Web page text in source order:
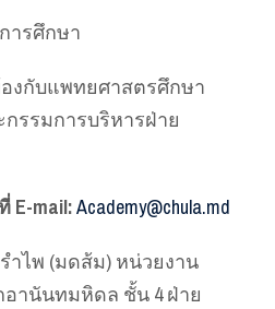
ารศึกษา
องกับแพทยศาสตรศึกษา
รรมการบริหารฝ่าย
E-mail:Academy@chula.md
ำไพ (มดส้ม) หน่วยงาน
านันทมหิดล ชั้น 4 ฝ่าย